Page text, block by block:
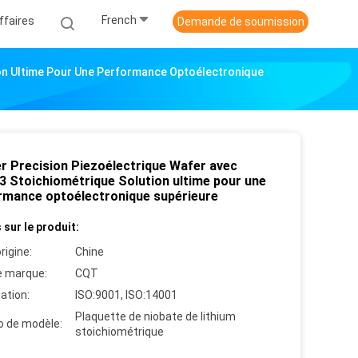
French Demande de soumission
Ultime Pour Une Performance Optoélectronique
Precision Piezoélectrique Wafer avec
Stoichiométrique Solution ultime pour une
optoélectronique supérieure
sur le produit:
Chine
marque:
CQT
ISO:9001, ISO:14001
de modèle:
Plaquette de niobate de lithium
stoichiométrique